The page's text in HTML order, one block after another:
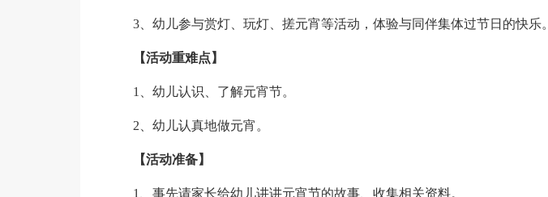
3、幼儿参与赏灯、玩灯、搓元宵等活动，体验与同伴集体过节日的快乐。
【活动重难点】
1、幼儿认识、了解元宵节。
2、幼儿认真地做元宵。
【活动准备】
1、事先请家长给幼儿讲讲元宵节的故事、收集相关资料。